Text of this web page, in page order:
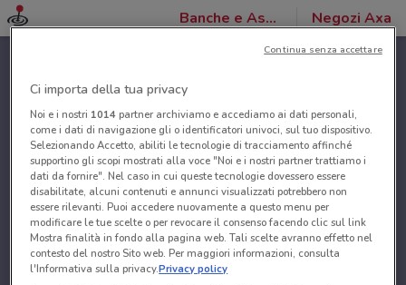
Banche e Assicurazioni Negozi Axa
Ci importa della tua privacy
Noi e i nostri 1014partner archiviamo e accediamo ai dati personali,
come i dati di navigazione gli o identificatori univoci, sul tuo dispositivo.
Selezionando Accetto, abiliti le tecnologie di tracciamento affinché
supportino gli scopi mostrati alla voce "Noi e i nostri partner trattiamo i
dati da fornire". Nel caso in cui queste tecnologie dovessero essere
disabilitate, alcuni contenuti e annunci visualizzati potrebbero non
essere rilevanti. Puoi accedere nuovamente a questo menu per
modificare le tue scelte o per revocare il consenso facendo clic sul link
Mostra finalità in fondo alla pagina web. Tali scelte avranno effetto nel
contesto del nostro Sito web. Per maggiori informazioni, consulta
l'Informativa sulla privacy.Privacy policy
Continua senza accettare